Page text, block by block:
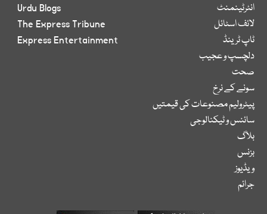
انٹرٹینمنٹ
لائف اسٹائل
ٹاپ ٹرینڈ
دلچسپ و عجیب
صحت
سونے کے نرخ
پیٹرولیم مصنوعات کی قیمتیں
سائنس و ٹیکنالوجی
بلاگ
بزنس
ویڈیوز
جرائم
Urdu Blogs
The Express Tribune
Express Entertainment